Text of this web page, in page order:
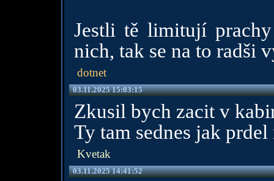
Jestli tě limitují
nich, tak se na to radši
dotnet
03.11.2025 15:03:15
Zkusil bych zacit v
Ty tam sednes jak prdel
Kvetak
03.11.2025 14:41:52